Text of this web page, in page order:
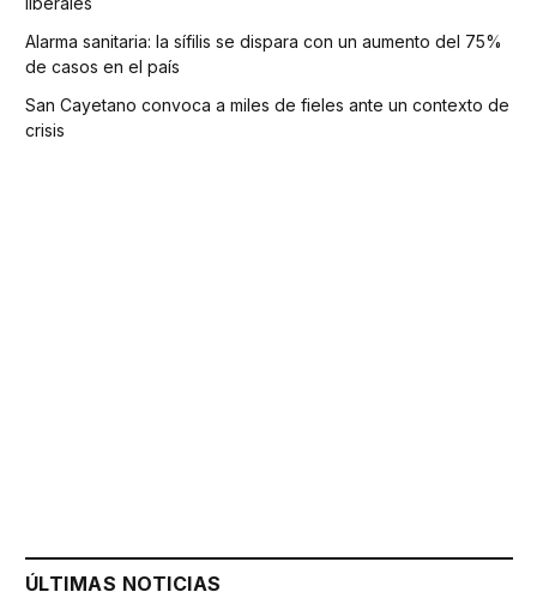
Alarma sanitaria: la sífilis se dispara con un aumento del 75%
de casos en el país
San Cayetano convoca a miles de fieles ante un contexto de
crisis
ÚLTIMAS NOTICIAS